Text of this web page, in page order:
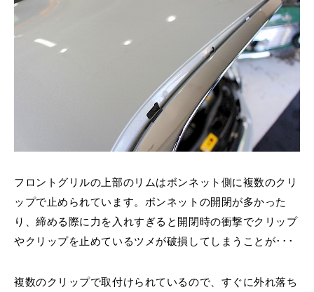
フロントグリルの上部のリムはボンネット側に複数のクリ
ップで止められています。ボンネットの開閉が多かった
り、締める際に力を入れすぎると開閉時の衝撃でクリップ
やクリップを止めているツメが破損してしまうことが･･･
複数のクリップで取付けられているので、すぐに外れ落ち